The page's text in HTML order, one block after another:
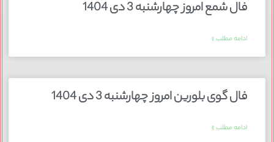
فال شمع امروز چهارشنبه 3 دی 1404
ادامه مطلب »
فال گوی بلورین امروز چهارشنبه 3 دی 1404
ادامه مطلب »